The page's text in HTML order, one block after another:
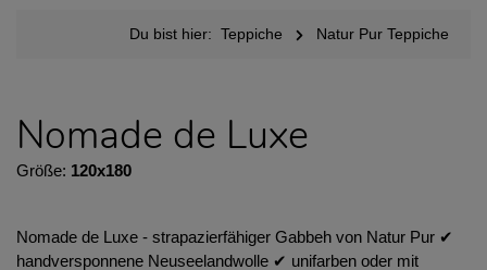
Du bist hier: Teppiche Natur Pur Teppiche
Nomade de Luxe
Größe: 120x180
Nomade de Luxe - strapazierfähiger Gabbeh von Natur Pur ✔︎
handversponnene Neuseelandwolle ✔︎ unifarben oder mit